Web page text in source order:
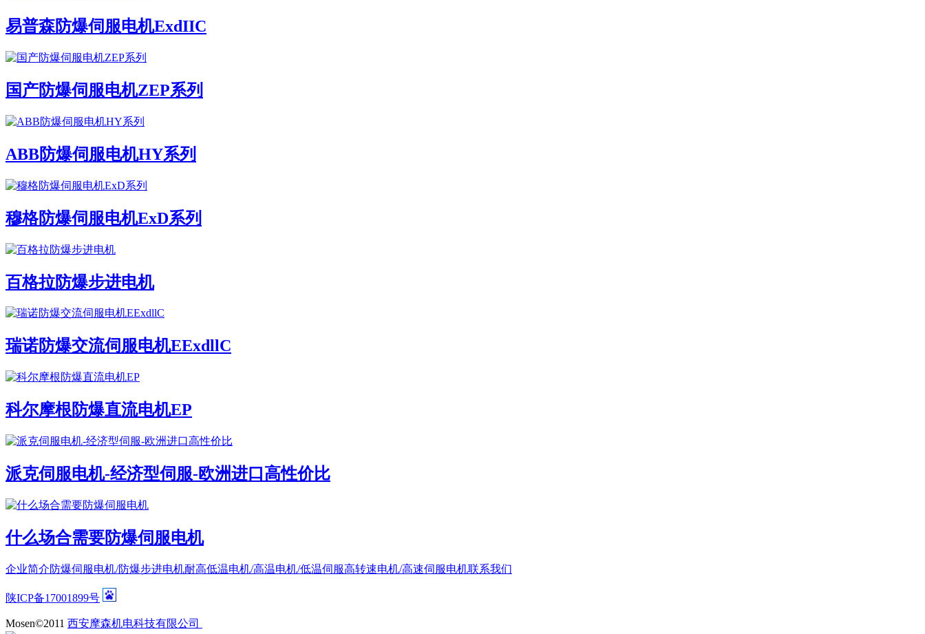
易普森防爆伺服电机ExdIIC
国产防爆伺服电机ZEP系列
ABB防爆伺服电机HY系列
穆格防爆伺服电机ExD系列
百格拉防爆步进电机
瑞诺防爆交流伺服电机EExdllC
科尔摩根防爆直流电机EP
派克伺服电机-经济型伺服-欧洲进口高性价比
什么场合需要防爆伺服电机
企业简介防爆伺服电机/防爆步进电机耐高低温电机/高温电机/低温伺服高转速电机/高速伺服电机联系我们
陕ICP备17001899号
Mosen©2011 西安摩森机电科技有限公司